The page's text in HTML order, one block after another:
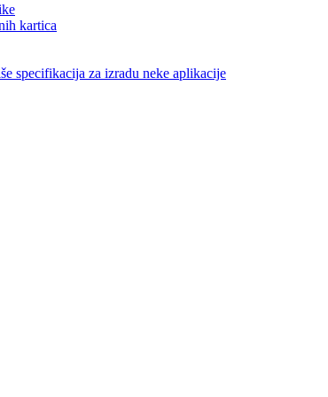
kartica
specifikacija za izradu neke aplikacije